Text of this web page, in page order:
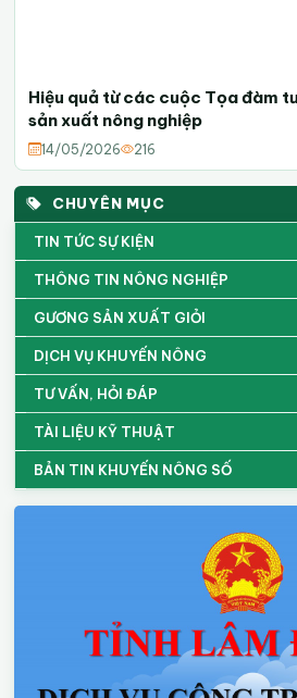
CHUYÊN MỤC
TIN TỨC SỰ KIỆN
THÔNG TIN NÔNG NGHIỆP
GƯƠNG SẢN XUẤT GIỎI
DỊCH VỤ KHUYẾN NÔNG
TƯ VẤN, HỎI ĐÁP
TÀI LIỆU KỸ THUẬT
BẢN TIN KHUYẾN NÔNG SỐ
Hiệu quả từ các cuộc Tọa đàm
sản xuất nông nghiệp
14/05/2026 216